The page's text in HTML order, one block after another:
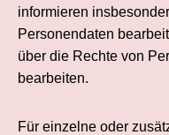
informieren
Personendaten
über die Rechte von
bearbeiten.
Für einzelne oder